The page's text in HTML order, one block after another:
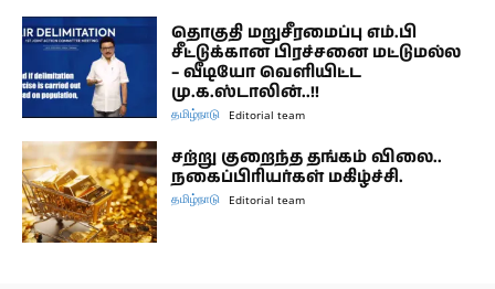
தொகுதி மறுசீரமைப்பு எம்.பி
சீட்டுக்கான பிரச்சனை மட்டுமல்ல
– வீடியோ வெளியிட்ட
மு.க.ஸ்டாலின்..!!
தமிழ்நாடு Editorial team
சற்று குறைந்த தங்கம் விலை..
நகைப்பிரியர்கள் மகிழ்ச்சி.
தமிழ்நாடு Editorial team